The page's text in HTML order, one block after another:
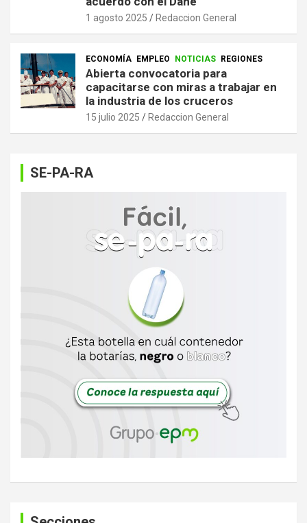
1 agosto 2025 Redaccion General
ECONOMÍA EMPLEO NOTICIAS REGIONES
Abierta convocatoria para
capacitarse con miras a trabajar en
la industria de los cruceros
15 julio 2025 Redaccion General
SE-PA-RA